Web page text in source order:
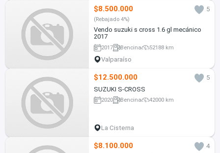
$8.500.000 5
(Rebajado 4%)
Vendo suzuki s cross 1.6 gl mecánico
2017
2017 Bencina 52188 km
Valparaíso
$12.500.000
5
SUZUKI S-CROSS
2020 Bencina 42000 km
La Cisterna
$8.100.000
4